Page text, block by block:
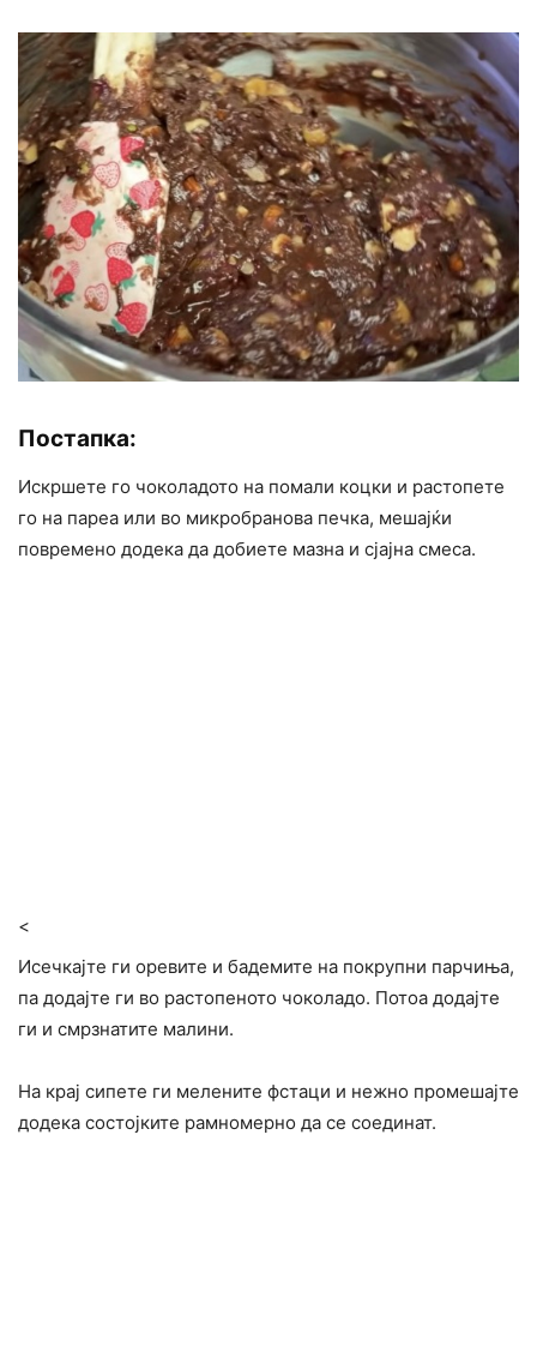
Постапка:
Искршете го чоколадото на помали коцки и растопете
го на пареа или во микробранова печка, мешајќи
повремено додека да добиете мазна и сјајна смеса.
<
Исечкајте ги оревите и бадемите на покрупни парчиња,
па додајте ги во растопеното чоколадо. Потоа додајте
ги и смрзнатите малини.
На крај сипете ги мелените фстаци и нежно промешајте
додека состојките рамномерно да се соединат.